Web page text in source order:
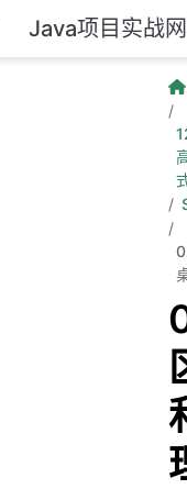
Java项目实战